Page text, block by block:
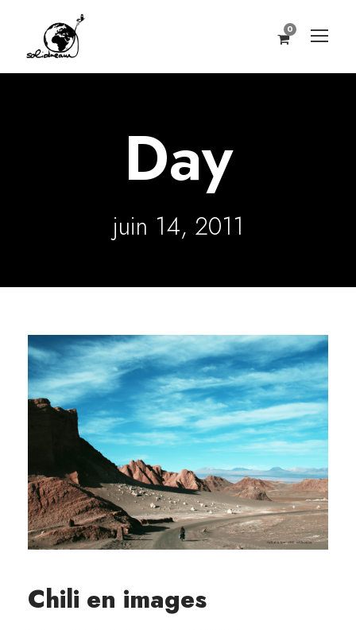
0
Day
juin 14, 2011
Chili en images